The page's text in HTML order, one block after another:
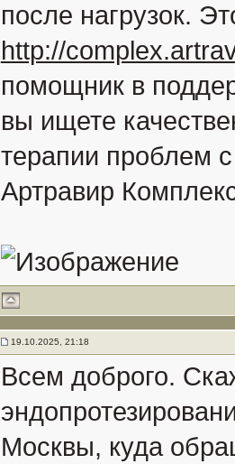
после нагрузок.
http://
помощник в
вы ищете
терапии проблем
Артравир
19.10.2025, 21:18
Всем доброго.
Москвы, куда